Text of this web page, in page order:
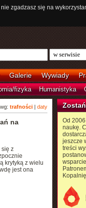
zgadzasz się na
Galerie Wywiady
fizyka Humanistyka
trafności| daty
na
się z
krytyką z wielu
jest ona
Od
naukę.
jeszcze
treści